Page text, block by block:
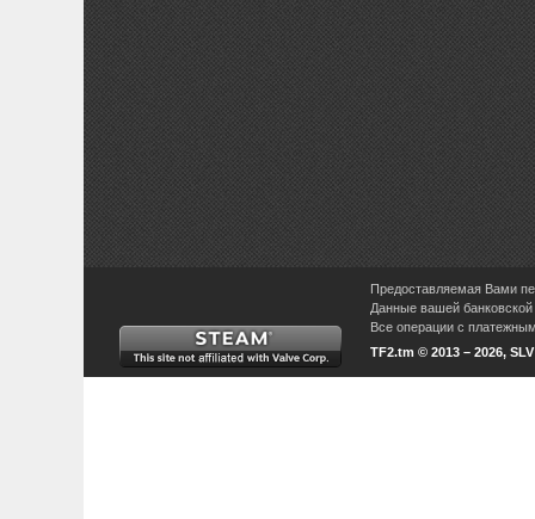
Предоставляемая Вами
Данные вашей
Все операции с
TF2.tm © 2013 – 2026,